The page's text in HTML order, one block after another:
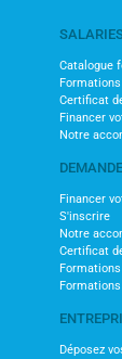
Catalogue
Certificat
Financer
Notre
Financer
S'inscrire
Notre
Certificat
Déposez